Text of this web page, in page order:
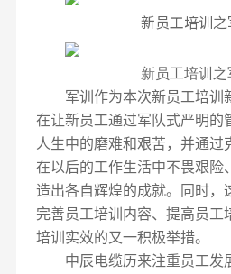
新员工培训之
新员工培训之
军训作为本次新员工培训
在让新员工通过军队式严明的
人生中的磨难和艰苦，并通过
在以后的工作生活中不畏艰险
造出各自辉煌的成就。同时，
完善员工培训内容、提高员工
培训实效的又一积极举措。
中辰电缆历来注重员工发